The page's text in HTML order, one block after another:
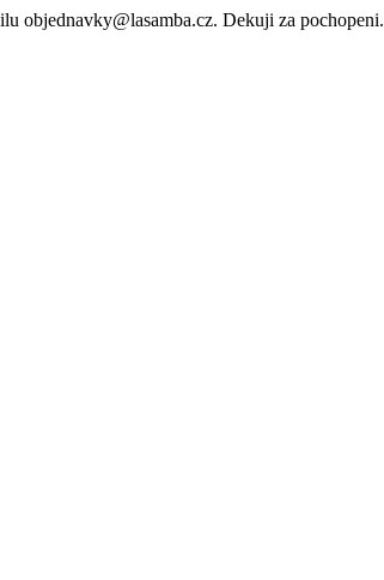
objednavky@lasamba.cz. Dekuji za pochopeni.